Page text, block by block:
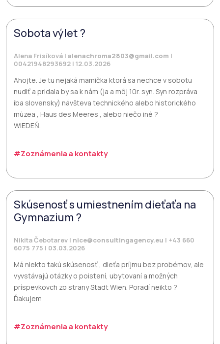
Sobota výlet ?
Alena Frisíková | alenachroma2803@gmail.com |
00421948293692 | 12.03.2026
Ahojte. Je tu nejaká mamička ktorá sa nechce v sobotu
nudiť a pridala by sa k nám (ja a môj 10r. syn. Syn rozpráva
iba slovensky) návšteva technického alebo historického
múzea , Haus des Meeres , alebo niečo iné ?
WIEDEŇ.
#Zoznámenia a kontakty
Skúsenosť s umiestnením dieťaťa na
Gymnazium ?
Nikita Čebotarev | nice@consultingagency.eu | +43 660
6075 775 | 03.03.2026
Má niekto takú skúsenosť , dieťa príjmu bez probémov, ale
vyvstávajú otázky o poistení, ubytovaní a možných
príspevkovch zo strany Stadt Wien. Poradí neikto ?
Ďakujem
#Zoznámenia a kontakty